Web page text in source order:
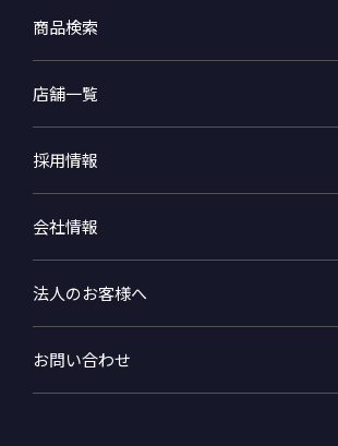
商品検索
店舗一覧
採用情報
会社情報
法人のお客様へ
お問い合わせ